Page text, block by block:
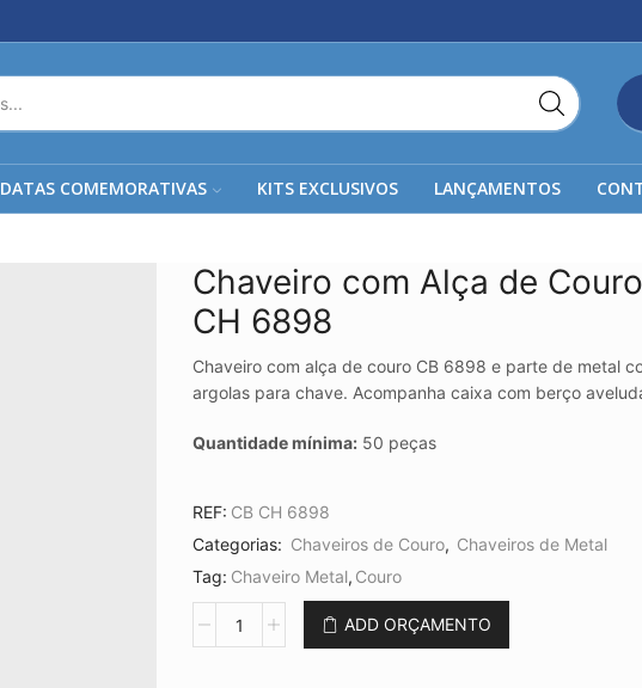
DE
PESQUISA
DATAS COMEMORATIVAS KITS EXCLUSIVOS LANÇAMENTOS
Chaveiro com Alça de
CH 6898
Chaveiro com alça de couro CB 6898 e parte de metal
argolas para chave. Acompanha caixa com berço
Quantidade mínima: 50 peças
REF: CB CH 6898
Categorias: Chaveiros de Couro, Chaveiros de Metal
Tag: Chaveiro Metal, Couro
ADD ORÇAMENTO